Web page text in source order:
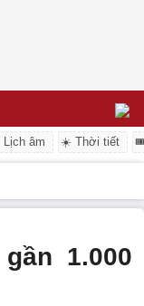
Lịch âm ☀️ Thời tiết
1.000